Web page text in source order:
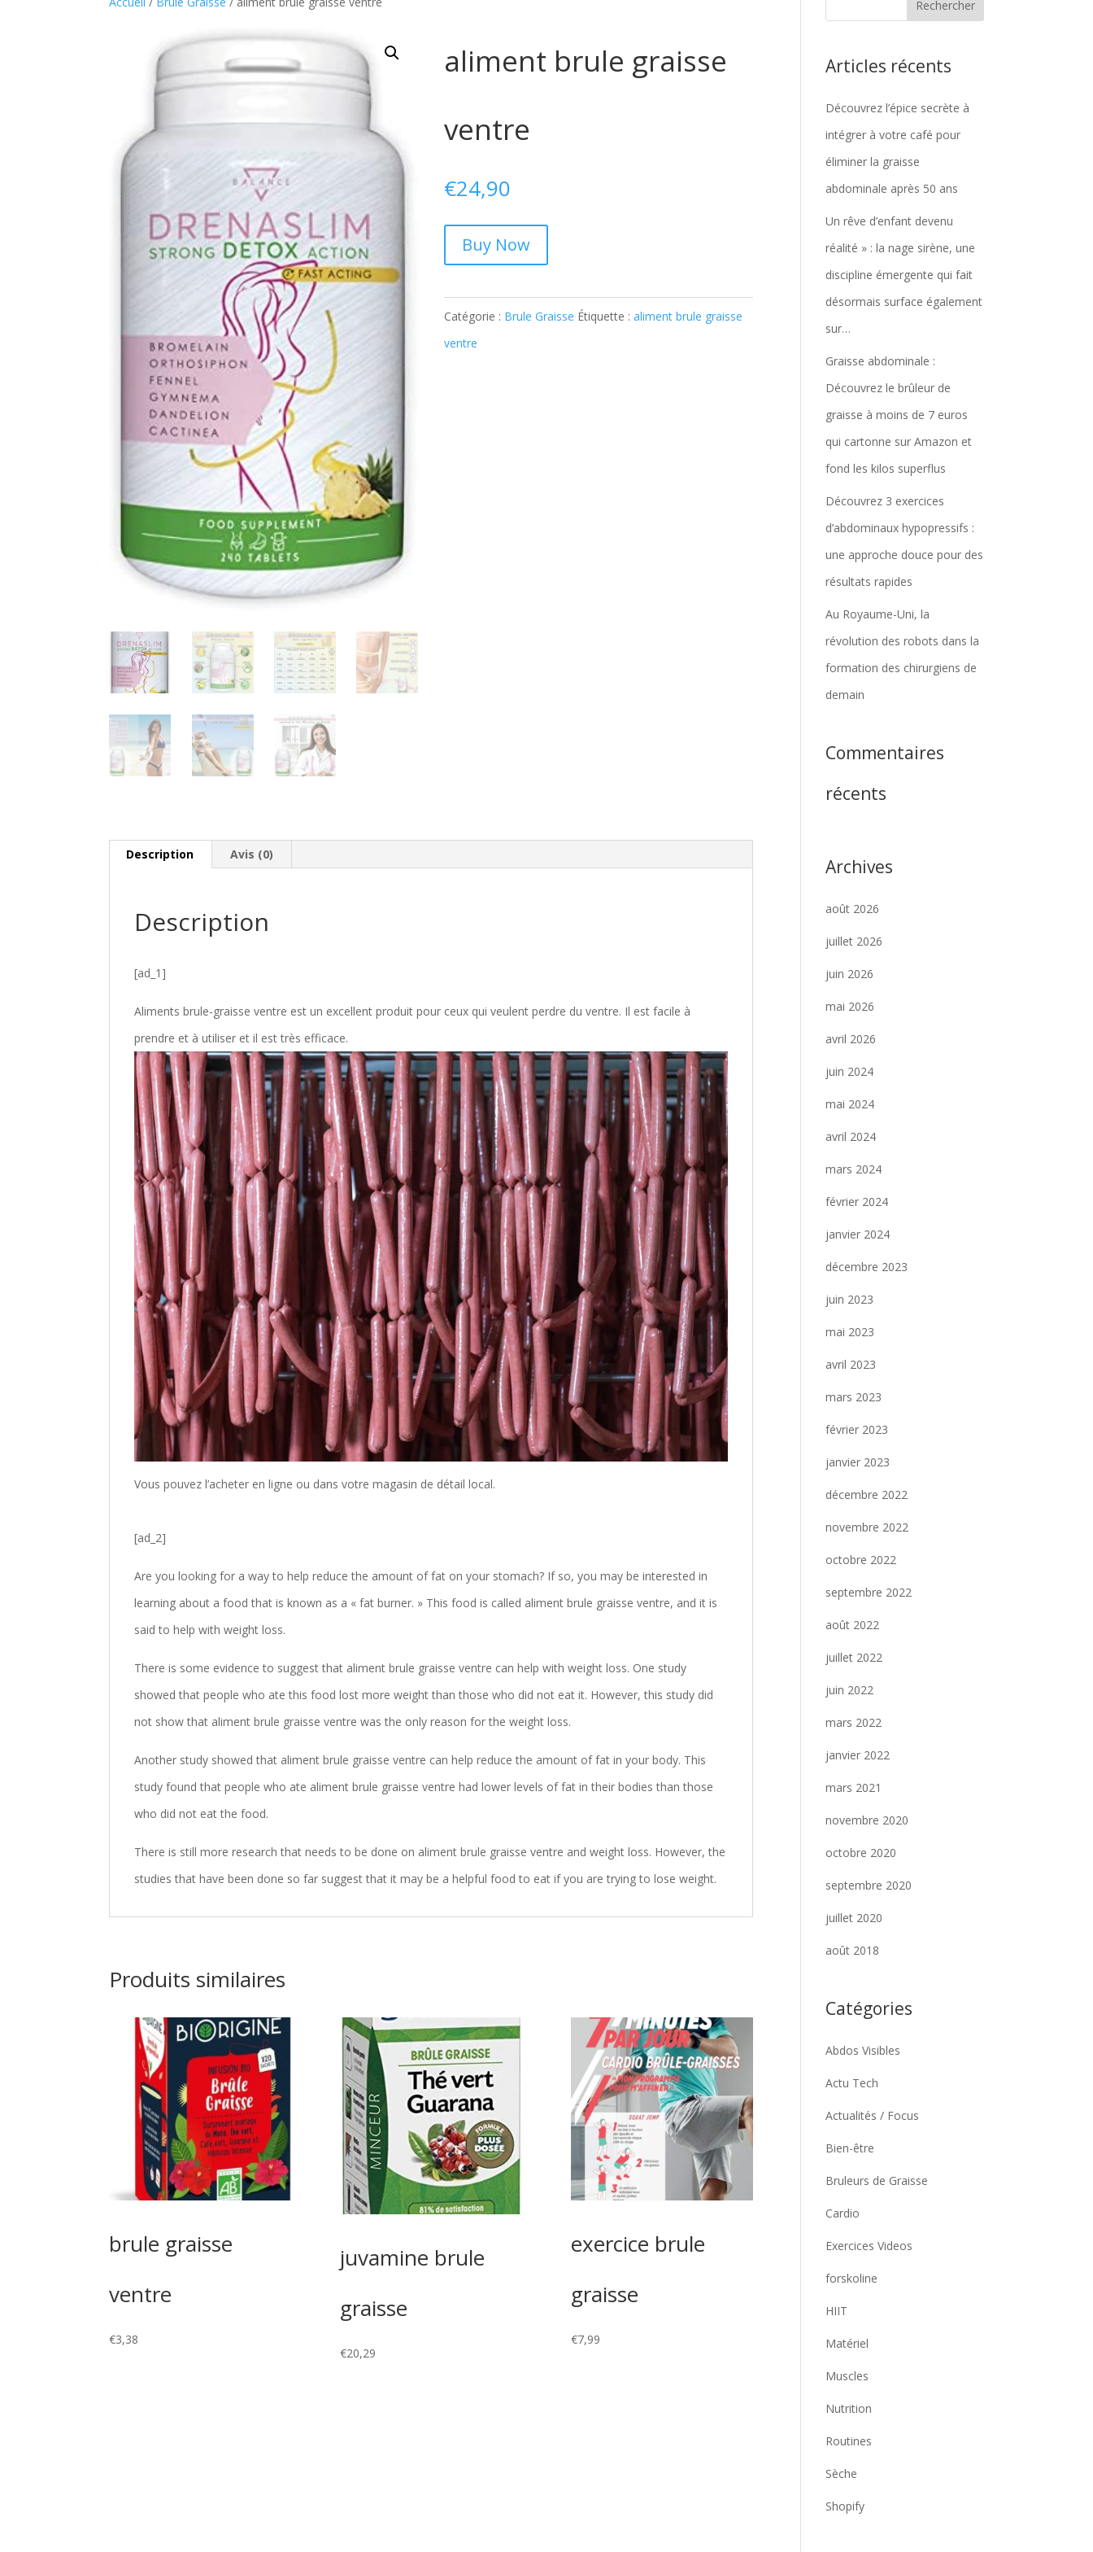
aliment brule graisse
ventre
€24,90
Buy Now
Catégorie : Brule Graisse Étiquette :aliment brule graisse
ventre
Description Avis (0)
Description
[ad_1]
Aliments brule-graisse ventre est un excellent produit pour ceux qui veulent perdre du ventre. Il est facile à
prendre et à utiliser et il est très efficace.
Vous pouvez l’acheter en ligne ou dans votre magasin de détail local.
[ad_2]
Are you looking for a way to help reduce the amount of fat on your stomach? If so, you may be interested in
learning about a food that is known as a « fat burner. » This food is called aliment brule graisse ventre, and it is
said to help with weight loss.
There is some evidence to suggest that aliment brule graisse ventre can help with weight loss. One study
showed that people who ate this food lost more weight than those who did not eat it. However, this study did
not show that aliment brule graisse ventre was the only reason for the weight loss.
Another study showed that aliment brule graisse ventre can help reduce the amount of fat in your body. This
study found that people who ate aliment brule graisse ventre had lower levels of fat in their bodies than those
who did not eat the food.
There is still more research that needs to be done on aliment brule graisse ventre and weight loss. However, the
studies that have been done so far suggest that it may be a helpful food to eat if you are trying to lose weight.
Produits similaires
brule graisse
ventre
€3,38
juvamine brule
graisse
€20,29
exercice brule
graisse
€7,99
Articles récents
Découvrez l’épice secrète à
intégrer à votre café pour
éliminer la graisse
abdominale après 50 ans
Un rêve d’enfant devenu
réalité » : la nage sirène, une
discipline émergente qui fait
désormais surface également
sur…
Graisse abdominale :
Découvrez le brûleur de
graisse à moins de 7 euros
qui cartonne sur Amazon et
fond les kilos superflus
Découvrez 3 exercices
d’abdominaux hypopressifs :
une approche douce pour des
résultats rapides
Au Royaume-Uni, la
révolution des robots dans la
formation des chirurgiens de
demain
Commentaires
récents
Archives
août 2026
juillet 2026
juin 2026
mai 2026
avril 2026
juin 2024
mai 2024
avril 2024
mars 2024
février 2024
janvier 2024
décembre 2023
juin 2023
mai 2023
avril 2023
mars 2023
février 2023
janvier 2023
décembre 2022
novembre 2022
octobre 2022
septembre 2022
août 2022
juillet 2022
juin 2022
mars 2022
janvier 2022
mars 2021
novembre 2020
octobre 2020
septembre 2020
juillet 2020
août 2018
Catégories
Abdos Visibles
Actu Tech
Actualités / Focus
Bien-être
Bruleurs de Graisse
Cardio
Exercices Videos
forskoline
HIIT
Matériel
Muscles
Nutrition
Routines
Sèche
Shopify